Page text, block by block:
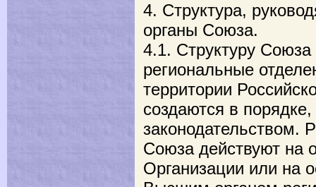
4. Структура,
органы Союза.
4.1. Структуру Союза
региональные
территории
создаются в
законодательством.
Союза действуют на
Организации или на